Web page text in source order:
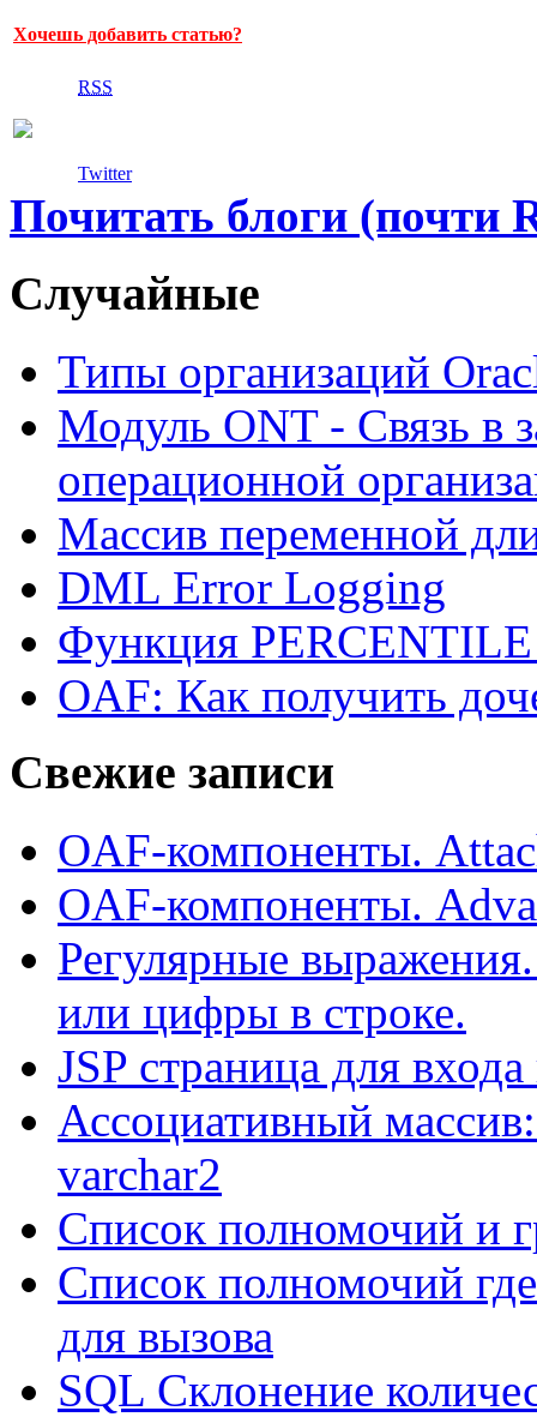
Хочешь добавить статью?
RSS
Twitter
Почитать блоги (почти
Случайные
Типы организаций
Модуль ONT - Связь в
операционной
Массив переменной
DML Error Logging
Функция
OAF: Как получить
Свежие записи
OAF-компоненты.
OAF-компоненты.
Регулярные
или цифры в строке.
JSP страница для
Ассоциативный
varchar2
Список полномочий и
Список полномочий
для вызова
SQL Склонение